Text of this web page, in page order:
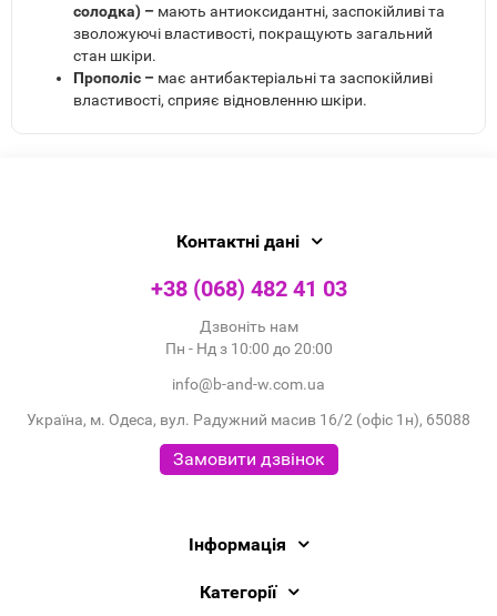
солодка) – мають антиоксидантні, заспокійливі та
зволожуючі властивості, покращують загальний
стан шкіри.
Прополіс – має антибактеріальні та заспокійливі
властивості, сприяє відновленню шкіри.
Контактні дані
+38 (068) 482 41 03
Дзвоніть нам
Пн - Нд з 10:00 до 20:00
info@b-and-w.com.ua
Україна, м. Одеса, вул. Радужний масив 16/2 (офіс 1н), 65088
Замовити дзвінок
Інформація
Категорії